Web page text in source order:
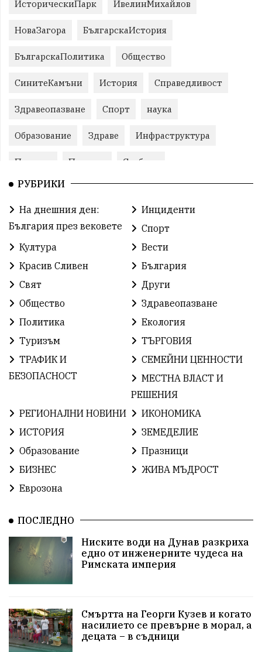
ИсторическиПарк ИвелинМихайлов
НоваЗагора БългарскаИстория
БългарскаПолитика Общество
СинитеКамъни История Справедливост
Здравеопазване Спорт наука
Образование Здраве Инфраструктура
Пеевски Протест Свобода
ИвелинМихайлов
Празник ГражданскоОбщество
РадостинВасилев ЛекаАтлетика
ХристоИлиев БългарскоЗемеделие
БългарскиСпорт
ОбщественИнтерес земеделие
ИсторияНаБългария Иновации САЩ
БългарскаГордост Археология Твърдица
Легенда Право
ОтровнатаЯбълка ЦветомирПетков
България2025
ИкономикаНаСъпротивата УрсулаФонДерЛайен
ПетърПетров
Технологии НародноСъбрание
ПравоваДържава Варна Родителство
РУБРИКИ
На днешния ден:
България през вековете
Инциденти
Спорт
Култура
Вести
Красив Сливен
България
Свят
Други
Общество
Здравеопазване
Политика
Екология
Туризъм
ТЪРГОВИЯ
ТРАФИК И
БЕЗОПАСНОСТ
СЕМЕЙНИ ЦЕННОСТИ
МЕСТНА ВЛАСТ И
РЕШЕНИЯ
РЕГИОНАЛНИ НОВИНИ
ИКОНОМИКА
ИСТОРИЯ
ЗЕМЕДЕЛИЕ
Образование
Празници
БИЗНЕС
ЖИВА МЪДРОСТ
Еврозона
ПОСЛЕДНО
Ниските води на Дунав разкриха
едно от инженерните чудеса на
Римската империя
Смъртта на Георги Кузев и когато
насилието се превърне в морал, а
децата – в съдници